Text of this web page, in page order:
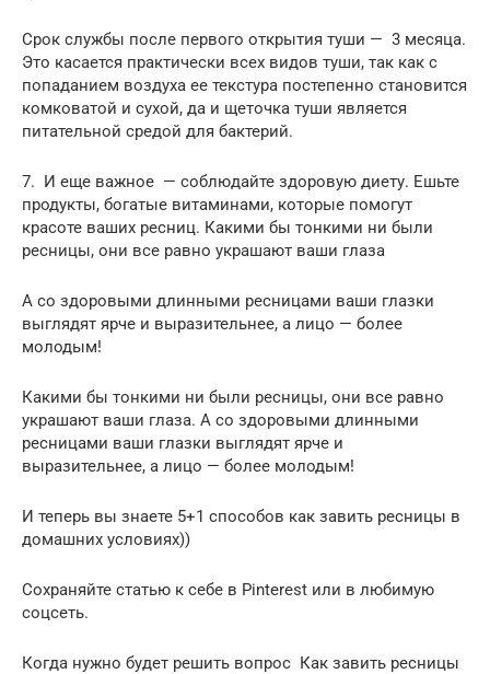
Срок службы после первого открытия туши — 3 месяца.
Это касается практически всех видов туши, так как с
попаданием воздуха ее текстура постепенно становится
комковатой и сухой, да и щеточка туши является
питательной средой для бактерий.
7. И еще важное — соблюдайте здоровую диету. Ешьте
продукты, богатые витаминами, которые помогут
красоте ваших ресниц. Какими бы тонкими ни были
ресницы, они все равно украшают ваши глаза
А со здоровыми длинными ресницами ваши глазки
выглядят ярче и выразительнее, а лицо — более
молодым!
Какими бы тонкими ни были ресницы, они все равно
украшают ваши глаза. А со здоровыми длинными
ресницами ваши глазки выглядят ярче и
выразительнее, а лицо — более молодым!
И теперь вы знаете 5+1 способов как завить ресницы в
домашних условиях))
Сохраняйте статью к себе в Pinterest или в любимую
соцсеть.
Когда нужно будет решить вопрос Как завить ресницы